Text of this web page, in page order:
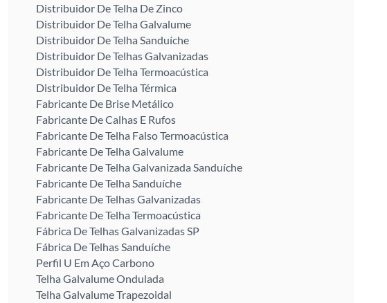
Distribuidor De Telha De Zinco
Distribuidor De Telha Galvalume
Distribuidor De Telha Sanduíche
Distribuidor De Telhas Galvanizadas
Distribuidor De Telha Termoacústica
Distribuidor De Telha Térmica
Fabricante De Brise Metálico
Fabricante De Calhas E Rufos
Fabricante De Telha Falso Termoacústica
Fabricante De Telha Galvalume
Fabricante De Telha Galvanizada Sanduíche
Fabricante De Telha Sanduíche
Fabricante De Telhas Galvanizadas
Fabricante De Telha Termoacústica
Fábrica De Telhas Galvanizadas SP
Fábrica De Telhas Sanduíche
Perfil U Em Aço Carbono
Telha Galvalume Ondulada
Telha Galvalume Trapezoidal